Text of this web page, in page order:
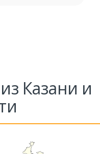
Казани и